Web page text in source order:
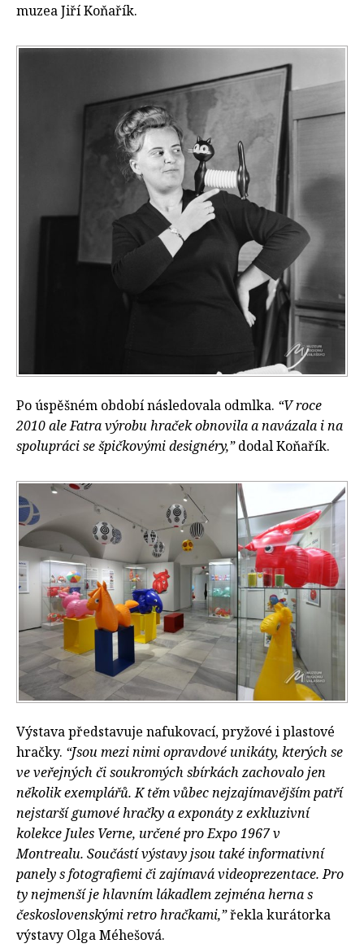
muzea Jiří Koňařík.
Po úspěšném období následovala odmlka. “V roce
2010 ale Fatra výrobu hraček obnovila a navázala i na
spolupráci se špičkovými designéry,”dodal Koňařík.
Výstava představuje nafukovací, pryžové i plastové
hračky. “Jsou mezi nimi opravdové unikáty, kterých se
ve veřejných či soukromých sbírkách zachovalo jen
několik exemplářů. K těm vůbec nejzajímavějším patří
nejstarší gumové hračky a exponáty z exkluzivní
kolekce Jules Verne, určené pro Expo 1967 v
Montrealu. Součástí výstavy jsou také informativní
panely s fotografiemi či zajímavá videoprezentace. Pro
ty nejmenší je hlavním lákadlem zejména herna s
československými retro hračkami,”řekla kurátorka
výstavy Olga Méhešová.